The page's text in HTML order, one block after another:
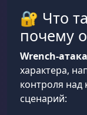
🔐 Что
почему
Wrench-атака
характера,
контроля
сценарий: